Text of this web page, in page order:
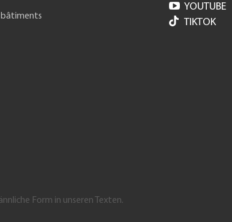
bâtiments
 YOUTUBE
TIKTOK
Form in unseren Texten.